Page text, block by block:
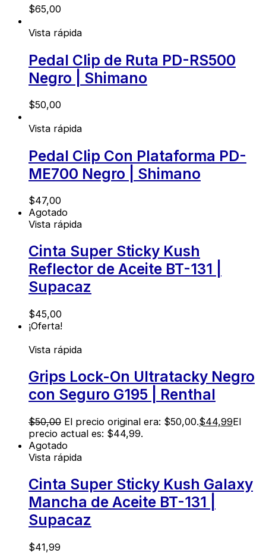
$65,00
Vista rápida
Pedal Clip de Ruta PD-RS500
Negro | Shimano
$50,00
Vista rápida
Pedal Clip Con Plataforma PD-
ME700 Negro | Shimano
$47,00
Agotado
Vista rápida
Cinta Super Sticky Kush
Reflector de Aceite BT-131 |
Supacaz
$45,00
¡Oferta!
Vista rápida
Grips Lock-On Ultratacky Negro
con Seguro G195 | Renthal
$50,00 El precio original era: $50,00.$44,99El
precio actual es: $44,99.
Agotado
Vista rápida
Cinta Super Sticky Kush Galaxy
Mancha de Aceite BT-131 |
Supacaz
$41,99